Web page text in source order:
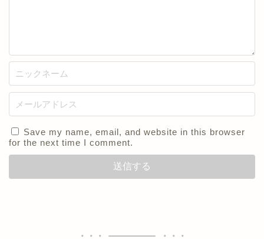
Save my name, email, and website in this browser
for the next time I comment.